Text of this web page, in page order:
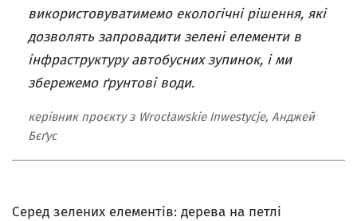
використовуватимемо екологічні рішення, які
дозволять запровадити зелені елементи в
інфраструктуру автобусних зупинок, і ми
збережемо ґрунтові води.
керівник проєкту з Wrocławskie Inwestycje, Анджей
Бєґус
Серед зелених елементів: дерева на петлі